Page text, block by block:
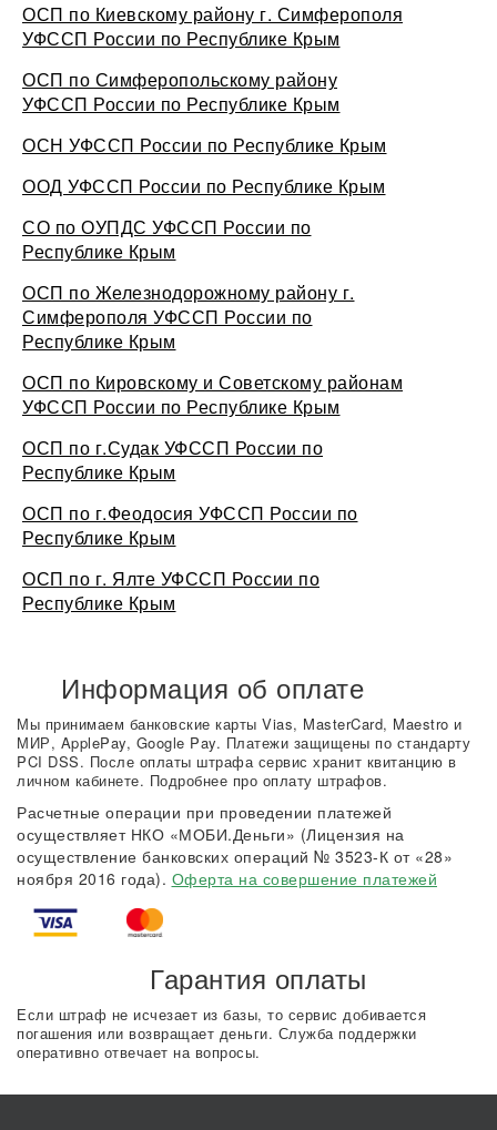
ОСП по Киевскому району г. Симферополя
УФССП России по Республике Крым
ОСП по Симферопольскому району
УФССП России по Республике Крым
ОСН УФССП России по Республике Крым
ООД УФССП России по Республике Крым
СО по ОУПДС УФССП России по
Республике Крым
ОСП по Железнодорожному району г.
Симферополя УФССП России по
Республике Крым
ОСП по Кировскому и Советскому районам
УФССП России по Республике Крым
ОСП по г.Судак УФССП России по
Республике Крым
ОСП по г.Феодосия УФССП России по
Республике Крым
ОСП по г. Ялте УФССП России по
Республике Крым
Информация об оплате
Мы принимаем банковские карты Vias, MasterCard, Maestro и
МИР, ApplePay, Google Pay. Платежи защищены по стандарту
PCI DSS. После оплаты штрафа сервис хранит квитанцию в
личном кабинете. Подробнее про оплату штрафов.
Расчетные операции при проведении платежей
осуществляет НКО «МОБИ.Деньги» (Лицензия на
осуществление банковских операций № 3523-К от «28»
ноября 2016 года). Оферта на совершение платежей
Гарантия оплаты
Если штраф не исчезает из базы, то сервис добивается
погашения или возвращает деньги. Служба поддержки
оперативно отвечает на вопросы.